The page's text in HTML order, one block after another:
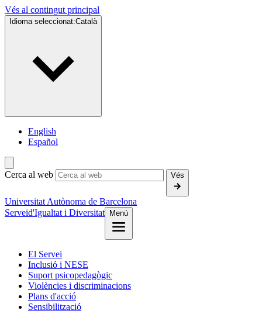
Vés al contingut principal
Idioma seleccionat:Català
English
Español
Cerca al web Vés
Universitat Autònoma de Barcelona
Serveid'Igualtat i Diversitat Menú
El Servei
Inclusió i NESE
Suport psicopedagògic
Violències i discriminacions
Plans d'acció
Sensibilització